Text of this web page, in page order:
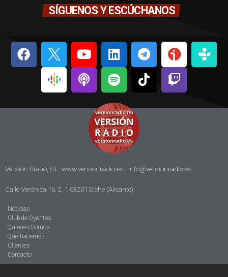
SÍGUENOS Y ESCÚCHANOS
Versión Radio, S.L. www.versionradio.es | info@versionradio.es
Calle Verónica 16, 2, 1 03201 Elche (Alicante)
Noticias
Club de Oyentes
Quienes Somos
Qué hacemos
Clientes
Contacto